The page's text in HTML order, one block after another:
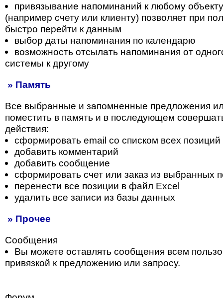
привязывание напоминаний к любому
(например счету или клиенту) позволяет при
быстро перейти к данным
выбор даты напоминания по календарю
возможность отсылать напоминания от
системы к другому
» Память
Все выбранные и запомненные предложения
поместить в память и в последующем
действия:
сформировать email со списком всех позиций
добавить комментарий
добавить сообщение
сформировать счет или заказ из выбранных
перенести все позиции в файл Excel
удалить все записи из базы данных
» Прочее
Сообщения
Вы можете оставлять сообщения всем
привязкой к предложению или запросу.